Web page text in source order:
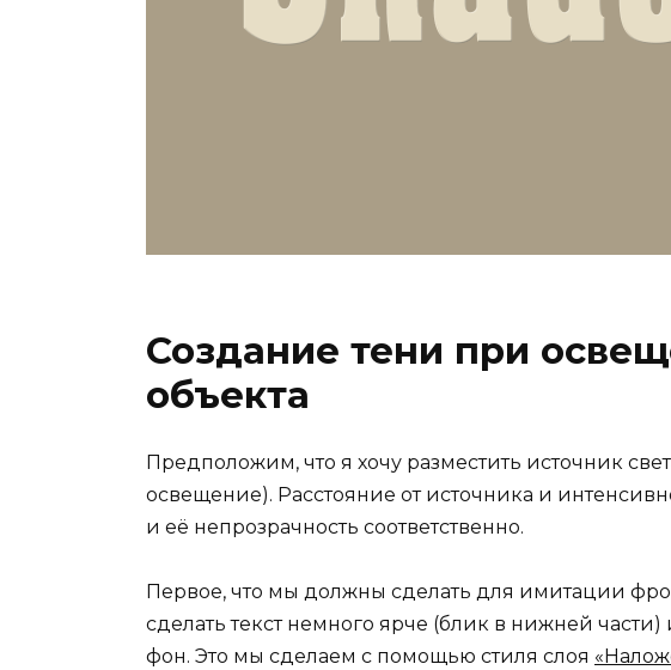
Создание тени при
объекта
Предположим, что я хочу разместить источник
освещение). Расстояние от источника и
и её непрозрачность соответственно.
Первое, что мы должны сделать для имитации
сделать текст немного ярче (блик в нижней
фон. Это мы сделаем с помощью стиля слоя